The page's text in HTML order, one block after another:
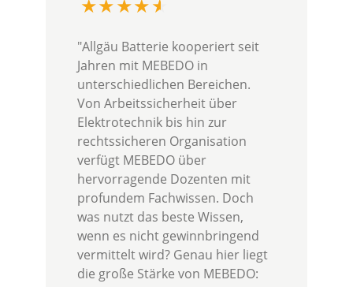
"Allgäu Batterie kooperiert seit
Jahren mit MEBEDO in
unterschiedlichen Bereichen.
Von Arbeitssicherheit über
Elektrotechnik bis hin zur
rechtssicheren Organisation
verfügt MEBEDO über
hervorragende Dozenten mit
profundem Fachwissen. Doch
was nutzt das beste Wissen,
wenn es nicht gewinnbringend
vermittelt wird? Genau hier liegt
die große Stärke von MEBEDO: